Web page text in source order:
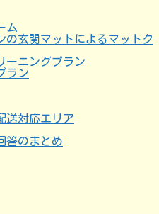
ム
の玄関マットによるマットク
ーニングプラン
ラン
送対応エリア
答のまとめ